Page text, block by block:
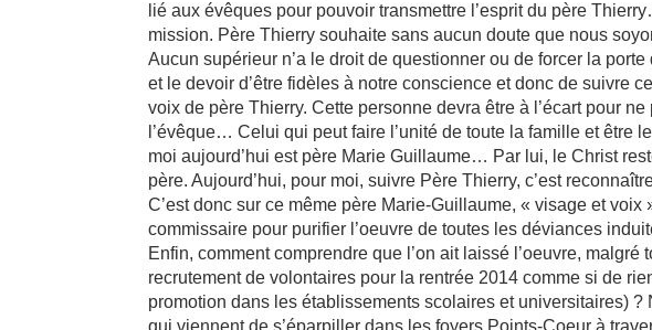
lié aux évêques pour pouvoir transmettre l’esprit du père
mission. Père Thierry souhaite sans aucun doute que nous
Aucun supérieur n’a le droit de questionner ou de forcer la
et le devoir d’être fidèles à notre conscience et donc de suivre
voix de père Thierry. Cette personne devra être à l’écart pour
l’évêque… Celui qui peut faire l’unité de toute la famille et être
moi aujourd’hui est père Marie Guillaume… Par lui, le Christ
père. Aujourd’hui, pour moi, suivre Père Thierry, c’est
C’est donc sur ce même père Marie-Guillaume, « visage et
commissaire pour purifier l’oeuvre de toutes les déviances
Enfin, comment comprendre que l’on ait laissé l’oeuvre,
recrutement de volontaires pour la rentrée 2014 comme si de
promotion dans les établissements scolaires et universitaires) ?
qui viennent de s’éparpiller dans les foyers Points-Coeur à